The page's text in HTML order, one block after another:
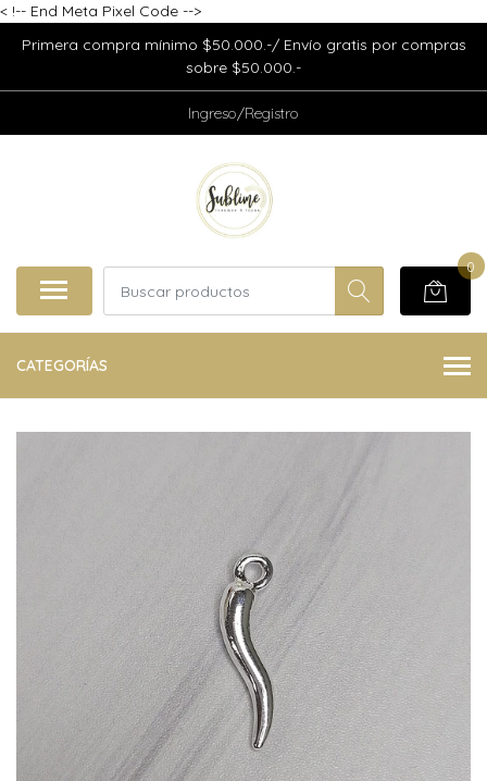
< !-- End Meta Pixel Code -->
Primera compra mínimo $50.000.-/ Envío gratis por compras
sobre $50.000.-
Ingreso/Registro
0
CATEGORÍAS